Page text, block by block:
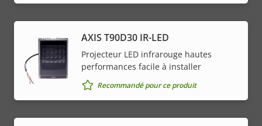
AXIS T90D30 IR-LED
Projecteur LED infrarouge hautes
performances facile à installer
Recommandé pour ce produit